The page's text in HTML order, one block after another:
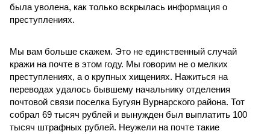
была уволена, как только вскрылась информация о
преступлениях.
Мы вам больше скажем. Это не единственный случай
кражи на почте в этом году. Мы говорим не о мелких
преступлениях, а о крупных хищениях. Нажиться на
переводах удалось бывшему начальнику отделения
почтовой связи поселка Бугуян Вурнарского района. Тот
собрал 69 тысяч рублей и вынужден был выплатить 100
тысяч штрафных рублей. Неужели на почте такие